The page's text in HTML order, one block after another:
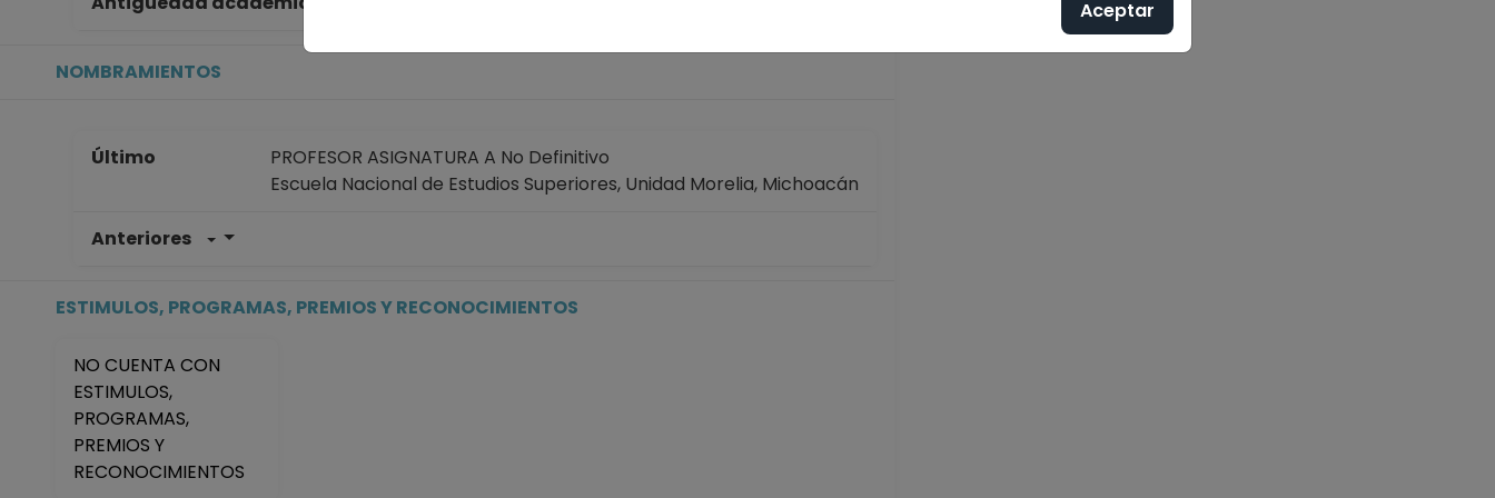
NOMBRAMIENTOS
Último
PROFESOR ASIGNATURA A No Definitivo
Escuela Nacional de Estudios Superiores, Unidad Morelia, Michoacán
Anteriores
AYUDANTE PROFESOR A TP No Definitivo
ESTIMULOS, PROGRAMAS, PREMIOS Y RECONOCIMIENTOS
NO CUENTA CON
ESTIMULOS,
PROGRAMAS,
PREMIOS Y
RECONOCIMIENTOS
Aceptar